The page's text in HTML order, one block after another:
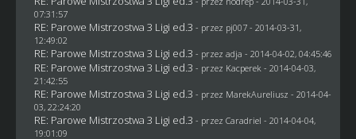
07:31:57
RE: Parowe Mistrzostwa 3 Ligi ed.3 - przez pj007- 2014-03-31,
12:49:02
RE: Parowe Mistrzostwa 3 Ligi ed.3 - przez adja - 2014-04-02, 04:45:46
RE: Parowe Mistrzostwa 3 Ligi ed.3 - przez Kacperek - 2014-04-03,
21:42:55
RE: Parowe Mistrzostwa 3 Ligi ed.3 - przez MarekAureliusz - 2014-04-
03, 22:24:20
RE: Parowe Mistrzostwa 3 Ligi ed.3 - przez Caradriel - 2014-04-04,
19:01:09